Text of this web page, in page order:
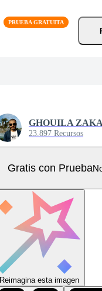
GHOUILA
23.897 Recursos
Gratis con Prueba
Reimagina esta imagen